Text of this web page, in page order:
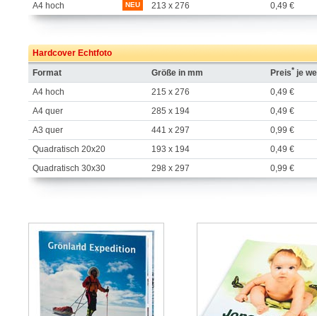
A4 hoch NEU 213 x 276 0,49 €
Hardcover Echtfoto
Format
Größe in mm Preis* je
A4 hoch
215 x 276
0,49 €
A4 quer
285 x 194
0,49 €
A3 quer
441 x 297
0,99 €
Quadratisch 20x20
193 x 194
0,49 €
Quadratisch 30x30
298 x 297 0,99 €